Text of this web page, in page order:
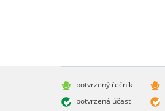
potvrzený řečník
potvrzená účast